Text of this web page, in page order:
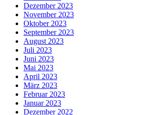
Dezember 2023
November 2023
Oktober 2023
September 2023
August 2023
Juli 2023
Juni 2023
Mai 2023
April 2023
März 2023
Februar 2023
Januar 2023
Dezember 2022